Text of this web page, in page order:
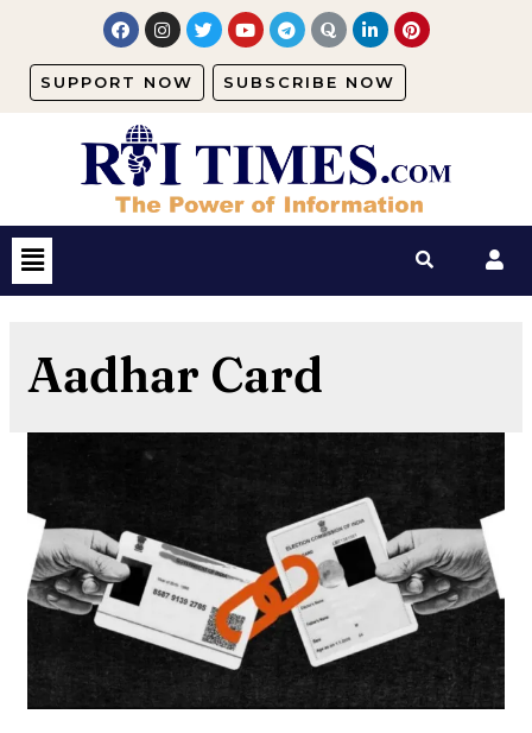
SUPPORT NOW SUBSCRIBE NOW
Aadhar Card